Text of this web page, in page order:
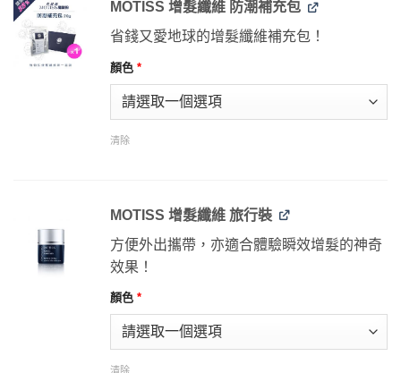
MOTISS 增髮纖維 防潮補充包
省錢又愛地球的增髮纖維補充包！
顏色 *
清除
MOTISS 增髮纖維 旅行裝
方便外出攜帶，亦適合體驗瞬效增髮的神奇
效果！
顏色 *
清除